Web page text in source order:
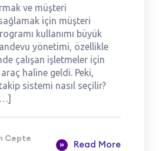
ve müşteri
için müşteri
kullanımı büyük
yönetimi, özellikle
çalışan işletmeler için
haline geldi. Peki,
sistemi nasıl seçilir?
Cepte
Read More